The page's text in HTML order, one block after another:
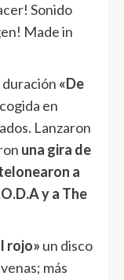
Sonido
Made in
duración «De
en
Lanzaron
una gira de
a
y a The
rojo» un disco
más